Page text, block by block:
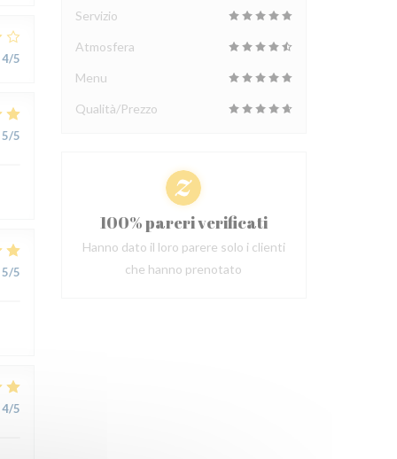
4/5
5/5
5/5
4/5
Servizio
Atmosfera
Menu
Qualità/Prezzo
100% pareri verificati
Hanno dato il loro parere solo i clienti
che hanno prenotato